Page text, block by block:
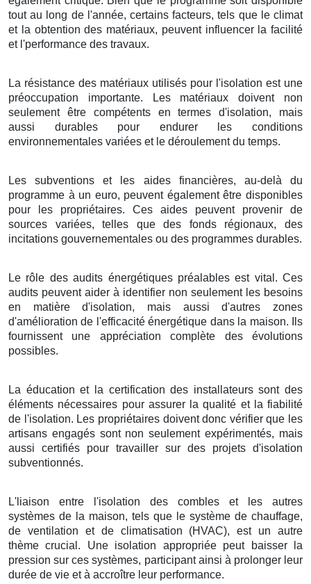
tout au long de l'année, certains facteurs, tels que le climat
et la obtention des matériaux, peuvent influencer la facilité
et l'performance des travaux.
La résistance des matériaux utilisés pour l'isolation est une
préoccupation importante. Les matériaux doivent non
seulement être compétents en termes d'isolation, mais
aussi durables pour endurer les conditions
environnementales variées et le déroulement du temps.
Les subventions et les aides financières, au-delà du
programme à un euro, peuvent également être disponibles
pour les propriétaires. Ces aides peuvent provenir de
sources variées, telles que des fonds régionaux, des
incitations gouvernementales ou des programmes durables.
Le rôle des audits énergétiques préalables est vital. Ces
audits peuvent aider à identifier non seulement les besoins
en matière d'isolation, mais aussi d'autres zones
d'amélioration de l'efficacité énergétique dans la maison. Ils
fournissent une appréciation complète des évolutions
possibles.
La éducation et la certification des installateurs sont des
éléments nécessaires pour assurer la qualité et la fiabilité
de l'isolation. Les propriétaires doivent donc vérifier que les
artisans engagés sont non seulement expérimentés, mais
aussi certifiés pour travailler sur des projets d'isolation
subventionnés.
L'liaison entre l'isolation des combles et les autres
systèmes de la maison, tels que le système de chauffage,
de ventilation et de climatisation (HVAC), est un autre
thème crucial. Une isolation appropriée peut baisser la
pression sur ces systèmes, participant ainsi à prolonger leur
durée de vie et à accroître leur performance.